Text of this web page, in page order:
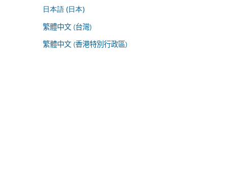
日本語 (日本)
繁體中文 (台灣)
繁體中文 (香港特別行政區)